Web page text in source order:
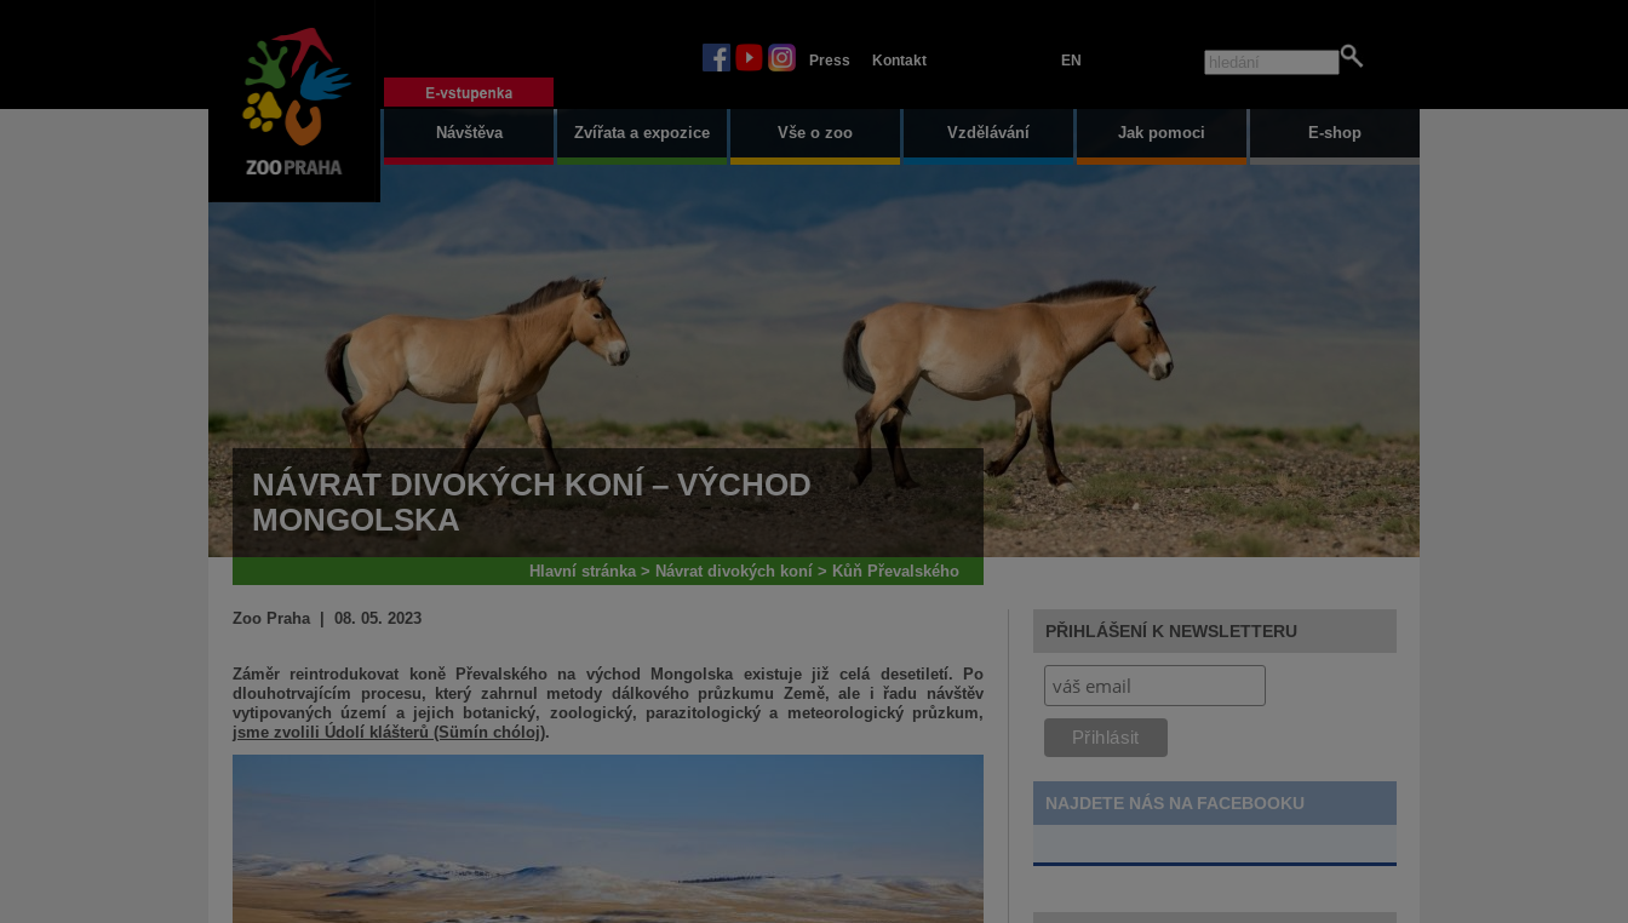
Press Kontakt EN
Návštěva Zvířata a expozice Vše o zoo Vzdělávání Jak pomoci E-shop
NÁVRAT DIVOKÝCH KONÍ – VÝCHOD
MONGOLSKA
Hlavní stránka> Návrat divokých koní > Kůň Převalského
Zoo Praha | 08. 05. 2023
Záměr reintrodukovat koně Převalského na východ Mongolska existuje již celá desetiletí. Po
dlouhotrvajícím procesu, který zahrnul metody dálkového průzkumu Země, ale i řadu návštěv
vytipovaných území a jejich botanický, zoologický, parazitologický a meteorologický průzkum,
jsme zvolili Údolí klášterů (Sümín chóloj).
PŘIHLÁŠENÍ K NEWSLETTERU
NAJDETE NÁS NA FACEBOOKU